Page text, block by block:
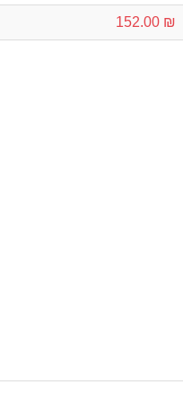
₪ 152.00